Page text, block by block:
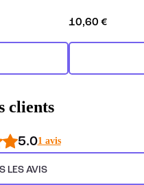
10,60 €
clients
5.01 avis
LES AVIS